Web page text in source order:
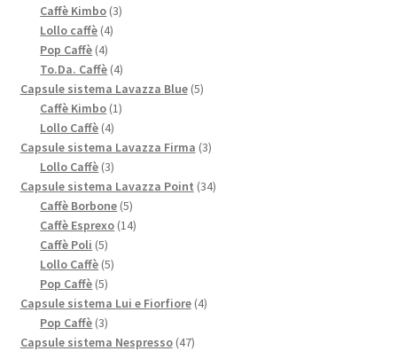
Caffè Kimbo 33
Lollo caffè 44
Pop Caffè 44
prodotti
To.Da. Caffè 44
prodotti
Capsule sistema Lavazza Blue 55
Caffè Kimbo 11
Lollo Caffè 44
prodotti
Capsule sistema Lavazza Firma 33
Lollo Caffè 33
prodotti
Capsule sistema Lavazza Point 3434
Caffè Borbone 55
prodotti
Caffè Esprexo 1414
Caffè Poli 55
prodotti
Lollo Caffè 55
Pop Caffè 55
prodotti
Capsule sistema Lui e Fiorfiore 44
Pop Caffè 33
prodotti
Capsule sistema Nespresso 4747